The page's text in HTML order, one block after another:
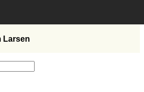
Larsen